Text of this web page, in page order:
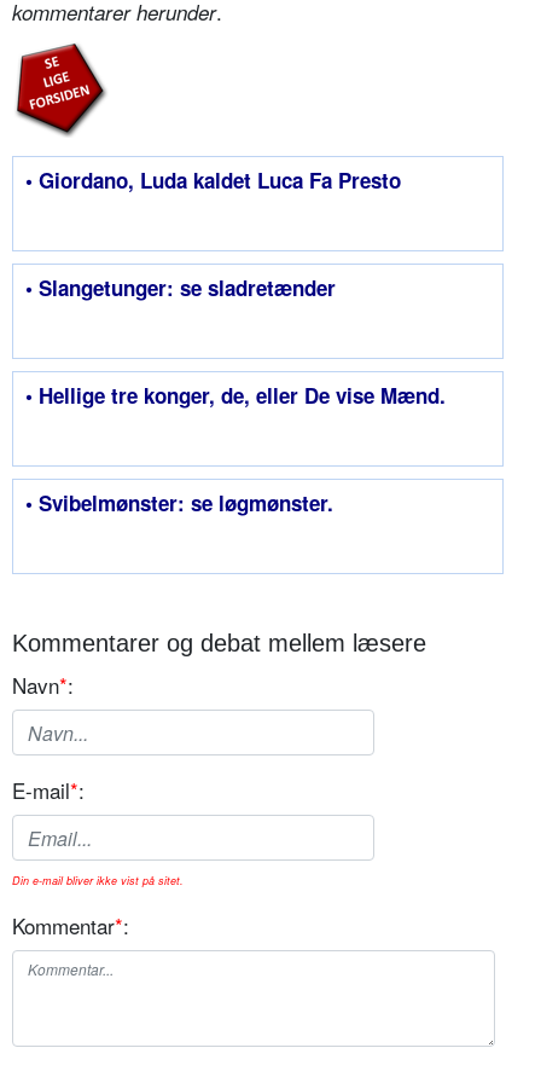
kommentarer herunder.
• Giordano, Luda kaldet Luca Fa Presto
• Slangetunger: se sladretænder
• Hellige tre konger, de, eller De vise Mænd.
• Svibelmønster: se løgmønster.
Kommentarer og debat mellem læsere
Navn*:
E-mail*:
Din e-mail bliver ikke vist på sitet.
Kommentar*: